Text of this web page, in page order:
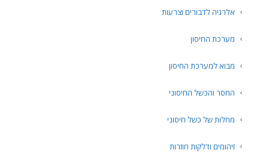
אלרגיה לדבורים וצרעות
מערכת החיסון
מבוא למערכת החיסון
החסר והכשל החיסוני
מחלות של כשל חיסוני
זיהומים ודלקות חוזרות